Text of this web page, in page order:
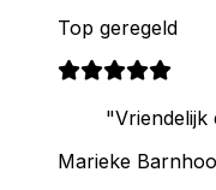
Top geregeld
"Vriendelijk
Marieke